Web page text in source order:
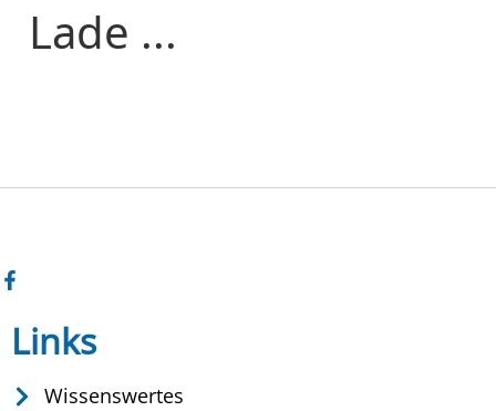
Lade ...
Links
Wissenswertes